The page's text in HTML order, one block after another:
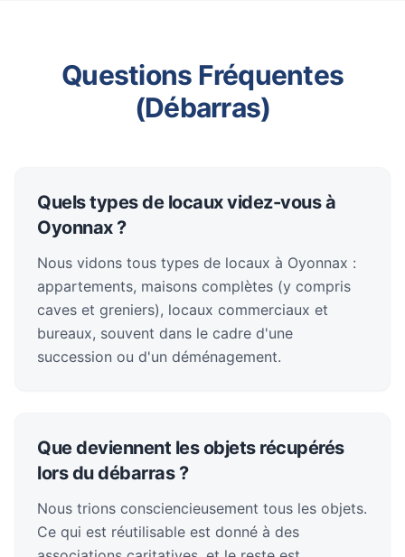
Questions Fréquentes
(Débarras)
Quels types de locaux videz-vous à
Oyonnax ?
Nous vidons tous types de locaux à Oyonnax :
appartements, maisons complètes (y compris
caves et greniers), locaux commerciaux et
bureaux, souvent dans le cadre d'une
succession ou d'un déménagement.
Que deviennent les objets récupérés
lors du débarras ?
Nous trions consciencieusement tous les objets.
Ce qui est réutilisable est donné à des